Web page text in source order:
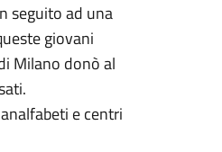
seguito ad una
giovani
Milano donò al
e centri